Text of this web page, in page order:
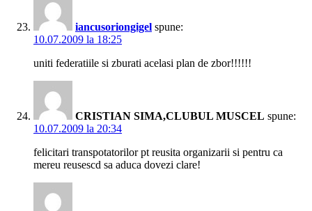
iancusoriongigel spune:
10.07.2009 la 18:25
uniti federatiile si zburati acelasi plan de zbor!!!!!!
CRISTIAN SIMA,CLUBUL MUSCEL spune:
10.07.2009 la 20:34
felicitari transpotatorilor pt reusita organizarii si pentru ca
mereu reusescd sa aduca dovezi clare!